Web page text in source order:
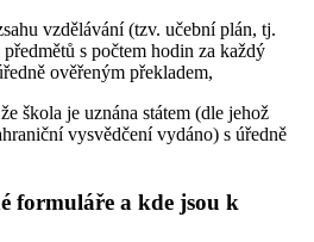
vzdělávání (tzv. učební plán, tj.
s počtem hodin za každý
ověřeným překladem,
škola je uznána státem (dle jehož
vysvědčení vydáno) s úředně
formuláře a kde jsou k